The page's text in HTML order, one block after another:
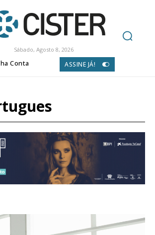
Sábado, Agosto 8, 2026
Conta ASSINE JÁ!